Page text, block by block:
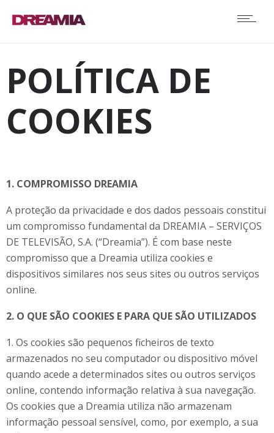
POLÍTICA DE
COOKIES
1. COMPROMISSO DREAMIA
A proteção da privacidade e dos dados pessoais constitui
um compromisso fundamental da DREAMIA – SERVIÇOS
DE TELEVISÃO, S.A. (“Dreamia”). É com base neste
compromisso que a Dreamia utiliza cookies e
dispositivos similares nos seus sites ou outros serviços
online.
2. O QUE SÃO COOKIES E PARA QUE SÃO UTILIZADOS
1. Os cookies são pequenos ficheiros de texto
armazenados no seu computador ou dispositivo móvel
quando acede a determinados sites ou outros serviços
online, contendo informação relativa à sua navegação.
Os cookies que a Dreamia utiliza não armazenam
informação pessoal sensível, como, por exemplo, a sua